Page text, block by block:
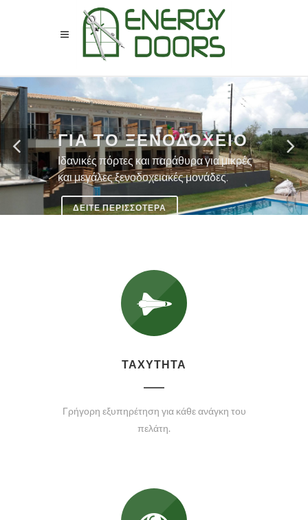
ΓΙΑ ΤΟ ΞΕΝΟΔΟΧΕΙΟ
Ιδανικές πόρτες και παράθυρα για μικρές
και μεγάλες ξενοδοχειακές μονάδες.
ΔΕΙΤΕ ΠΕΡΙΣΣΟΤΕΡΑ
ΤΑΧΥΤΗΤΑ
Γρήγορη εξυπηρέτηση για κάθε ανάγκη του
πελάτη.